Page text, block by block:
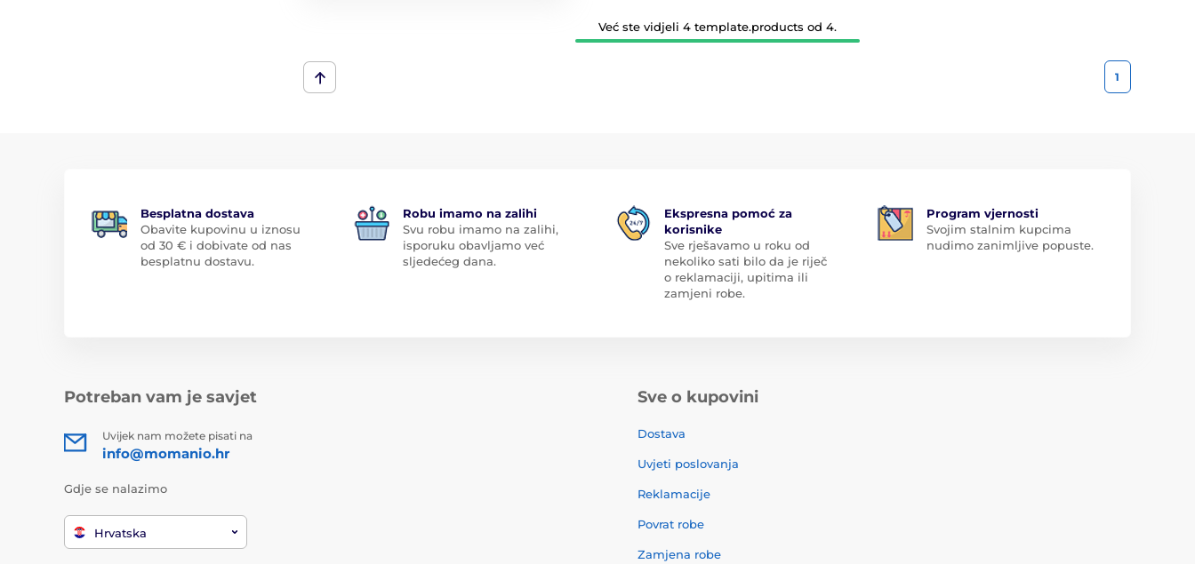
Već ste vidjeli 4 template.products od 4.
1
Besplatna dostava
Obavite kupovinu u iznosu
od 30 € i dobivate od nas
besplatnu dostavu.
Robu imamo na zalihi
Svu robu imamo na zalihi,
isporuku obavljamo već
sljedećeg dana.
Ekspresna pomoć za
korisnike
Sve rješavamo u roku od
nekoliko sati bilo da je riječ
o reklamaciji, upitima ili
zamjeni robe.
Program vjernosti
Svojim stalnim kupcima
nudimo zanimljive popuste.
Potreban vam je savjet
Uvijek nam možete pisati na
info@momanio.hr
Gdje se nalazimo
Hrvatska
Sve o kupovini
Dostava
Uvjeti poslovanja
Reklamacije
Povrat robe
Zamjena robe